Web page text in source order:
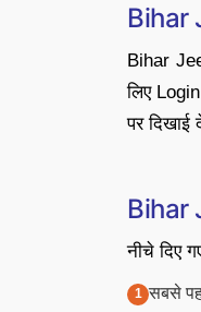
Bihar
Bihar
लिए
पर दिखाई
Bihar
नीचे दिए
सबसे